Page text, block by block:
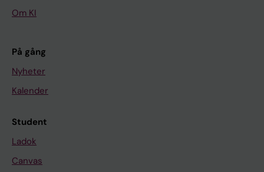
Om KI
På gång
Nyheter
Kalender
Student
Ladok
Canvas